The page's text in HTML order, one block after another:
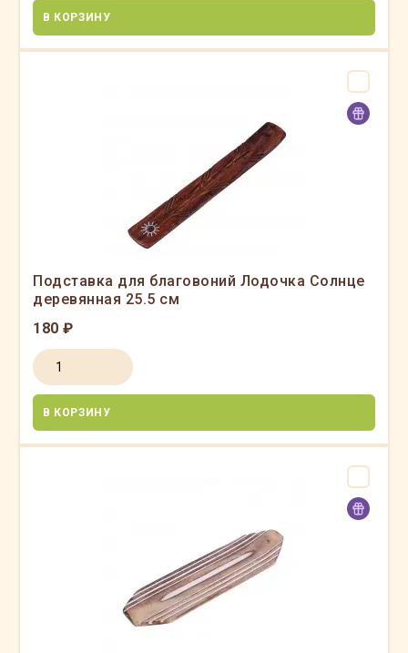
В КОРЗИНУ
Подставка для благовоний Лодочка Солнце
деревянная 25.5 см
180 ₽
В КОРЗИНУ